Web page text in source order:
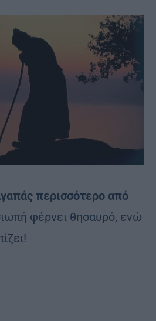
περισσότερο από
φέρνει θησαυρό, ενώ